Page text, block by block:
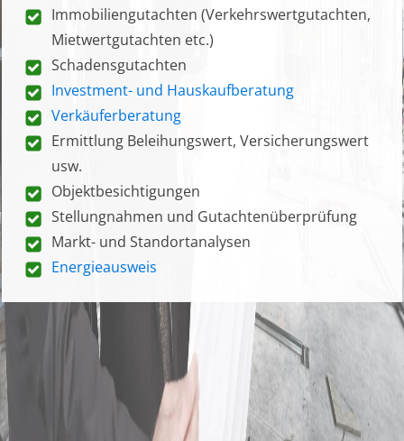
Immobiliengutachten (Verkehrswertgutachten,
Mietwertgutachten etc.)
Schadensgutachten
Investment- und Hauskaufberatung
Verkäuferberatung
Ermittlung Beleihungswert, Versicherungswert
usw.
Objektbesichtigungen
Stellungnahmen und Gutachtenüberprüfung
Markt- und Standortanalysen
Energieausweis